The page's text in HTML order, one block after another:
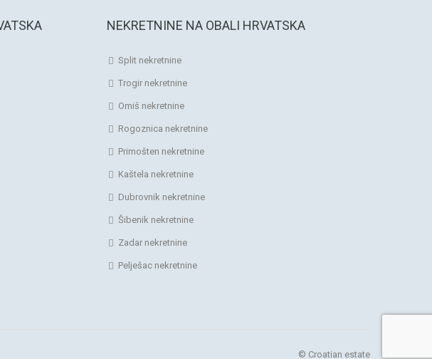
NEKRETNINE NA OBALI HRVATSKA
Split nekretnine
Trogir nekretnine
Omiš nekretnine
Rogoznica nekretnine
Primošten nekretnine
Kaštela nekretnine
Dubrovnik nekretnine
Šibenik nekretnine
Zadar nekretnine
Pelješac nekretnine
© Croatian estate